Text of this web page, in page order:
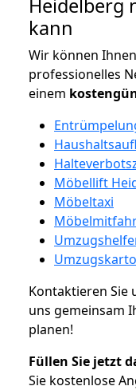
Heidelberg
kann
Wir können
professionelles
einem
Möbellift
Möbeltaxi
Kontaktieren Sie
uns gemeinsam
planen!
Füllen Sie jetzt
Sie kostenlose